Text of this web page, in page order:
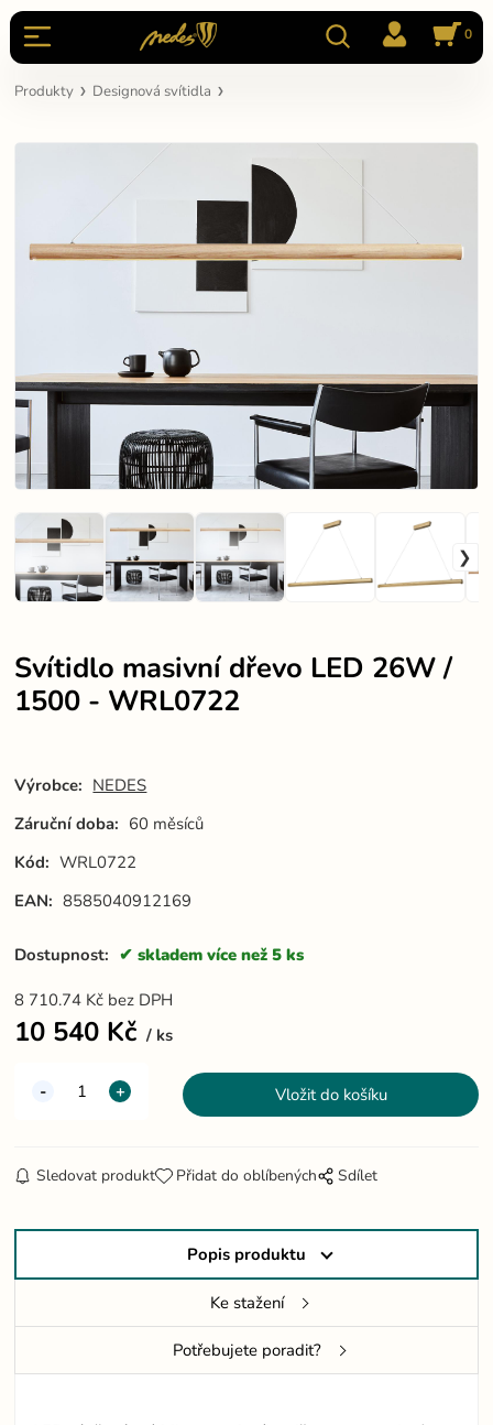
0
Produkty Designová svítidla
Svítidlo masivní dřevo LED 26W /
1500 - WRL0722
Výrobce: NEDES
Záruční doba: 60 měsíců
Kód: WRL0722
EAN: 8585040912169
Dostupnost: skladem více než 5 ks
8 710.74 Kč bez DPH
10 540 Kč ks
Sledovat produkt Přidat do oblíbených Sdílet
Popis produktu
Ke stažení
Potřebujete poradit?